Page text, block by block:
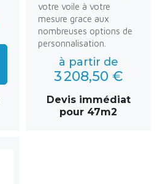
votre voile à votre
mesure grace aux
nombreuses options de
personnalisation.
à partir de
3 208,50 €
Devis immédiat
pour 47m2